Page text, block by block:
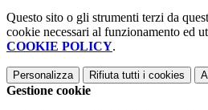
Questo sito o gli strumenti terzi da
cookie necessari al funzionamento ed
COOKIE POLICY.
Personalizza Rifiuta tutti i cookies
Gestione cookie